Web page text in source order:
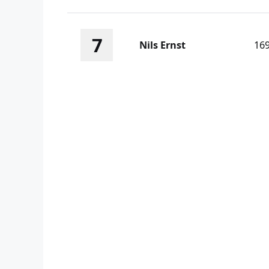
7 Nils Ernst